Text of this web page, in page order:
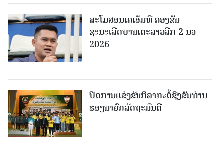
ສະໂມສອນເຄເອັມທີ ຄອງຂັນ
ຊະນະເລີດບານເຕະລາວລີກ 2 ນວ
2026
ປິດການແຂ່ງຂັນກິລາກະຕໍ້ຊີງຂັນທ່ານ
ຮອງນາຍົກລັດຖະມົນຕີ